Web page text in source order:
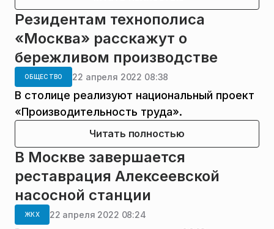
Резидентам технополиса
«Москва» расскажут о
бережливом производстве
ОБЩЕСТВО 22 апреля 2022 08:38
В столице реализуют национальный проект
«Производительность труда».
Читать полностью
В Москве завершается
реставрация Алексеевской
насосной станции
ЖКХ 22 апреля 2022 08:24